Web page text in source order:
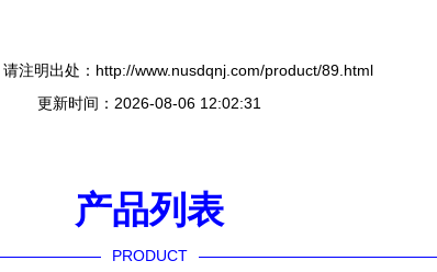
注明出处：http://www.nusdqnj.com/product/89.html
更新时间：2026-08-06 12:02:31
产品列表
PRODUCT